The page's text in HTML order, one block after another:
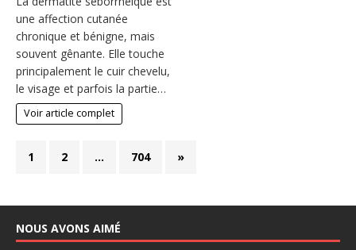
une affection cutanée
chronique et bénigne, mais
souvent gênante. Elle touche
principalement le cuir chevelu,
le visage et parfois la partie…
Voir article complet
1 2 … 704 »
NOUS AVONS AIMÉ